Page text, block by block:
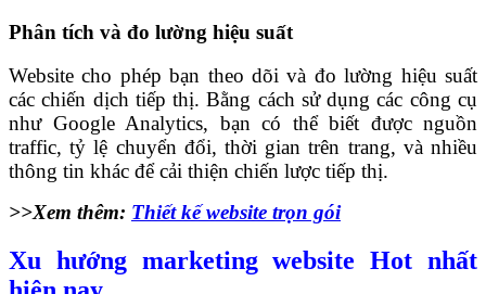
Phân tích và đo lường hiệu suất
Website cho phép bạn theo dõi và đo lường hiệu suất
các chiến dịch tiếp thị. Bằng cách sử dụng các công cụ
như Google Analytics, bạn có thể biết được nguồn
traffic, tỷ lệ chuyển đổi, thời gian trên trang, và nhiều
thông tin khác để cải thiện chiến lược tiếp thị.
>>Xem thêm: Thiết kế website trọn gói
Xu hướng marketing website Hot nhất